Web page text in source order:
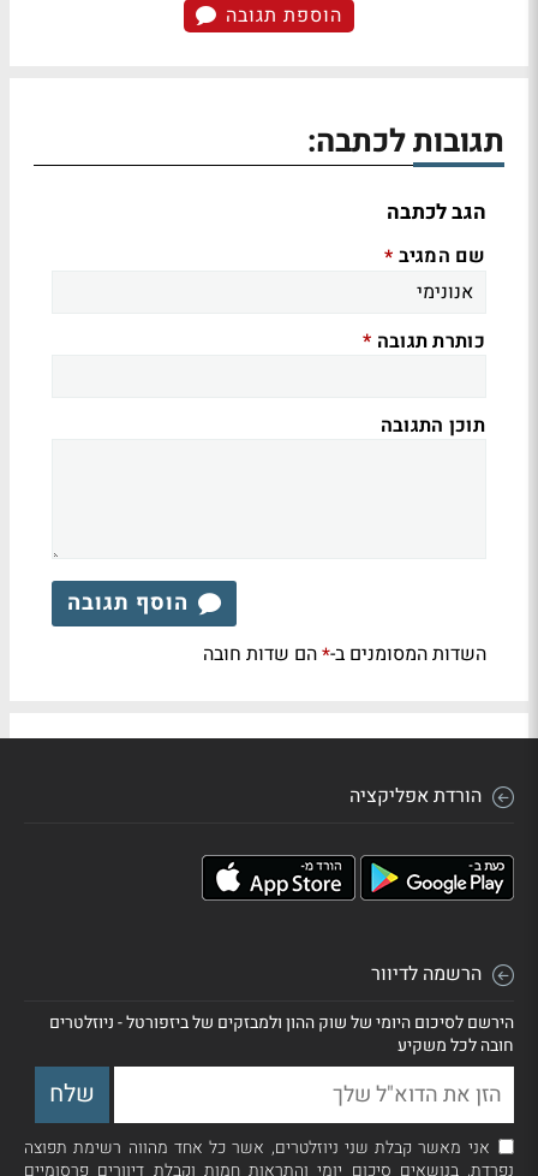
הוספת תגובה
תגובות לכתבה:
הגב לכתבה
שם המגיב *
כותרת תגובה *
תוכן התגובה
הוסף תגובה
השדות המסומנים ב-*הם שדות חובה
הורדת אפליקציה
הרשמה לדיוור
הירשם לסיכום היומי של שוק ההון ולמבזקים של ביזפורטל - ניוזלטרים
חובה לכל משקיע
אני מאשר קבלת שני ניוזלטרים, אשר כל אחד מהווה רשימת תפוצה
נפרדת, בנושאים סיכום יומי והתראות חמות וקבלת דיוורים פרסומיים